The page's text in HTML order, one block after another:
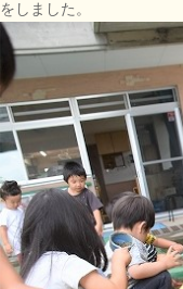
をしました。